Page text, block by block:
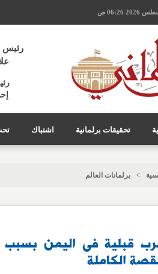
رئيس
تحقيقات برلمانية اشتباك
> برلمانات العالم
قبلية فى اليمن
الكاملة